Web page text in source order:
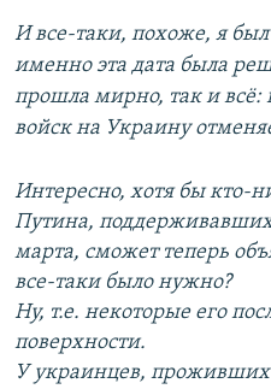
И все-таки, похоже, я
именно эта дата была
прошла мирно, так и всё:
войск на Украину
Интересно, хотя бы кто-
Путина,
марта, сможет теперь
все-таки было нужно?
Ну, т.е. некоторые его
поверхности.
У украинцев,